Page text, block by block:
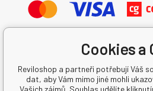
Cookies a
Reviloshop a partneři potřebují Váš
dat, aby Vám mimo jiné mohli
Vašich zájmů. Souhlas udělíte